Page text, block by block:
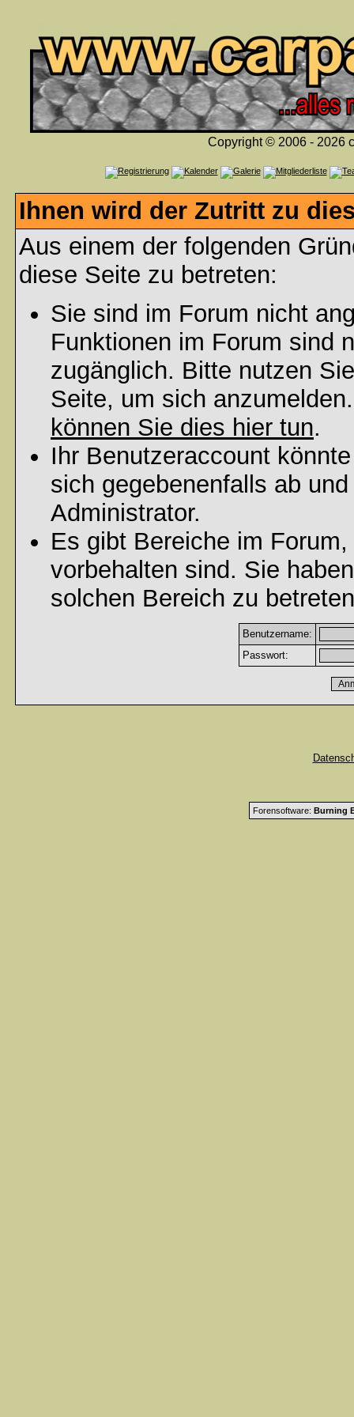
Copyright © 2006 - 2026
Ihnen wird der Zutritt zu
Aus einem der folgenden
diese Seite zu betreten:
Sie sind im Forum nicht
Funktionen im Forum sind
zugänglich. Bitte nutzen
Seite, um sich
können Sie dies hier tun.
Ihr Benutzeraccount
sich gegebenenfalls ab
Administrator.
Es gibt Bereiche im
vorbehalten sind. Sie
solchen Bereich zu
Benutzername:
Passwort:
Forensoftware: Burning